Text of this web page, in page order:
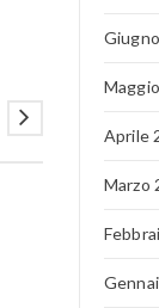
16
MAG
Aprile
Marzo